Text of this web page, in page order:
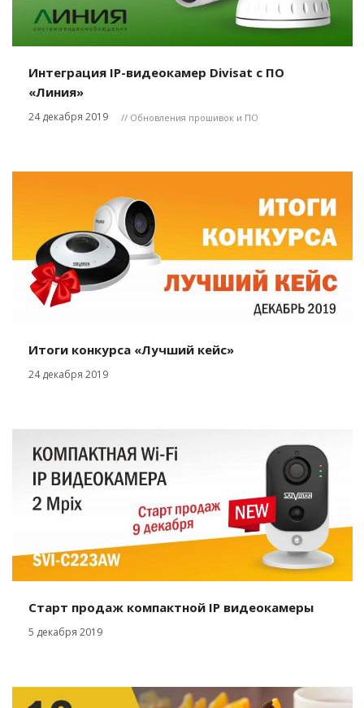
Интеграция IP-видеокамер Divisat с ПО
«Линия»
24 декабря 2019 // Обновления прошивок и ПО
Итоги конкурса «Лучший кейс»
24 декабря 2019
Старт продаж компактной IP видеокамеры
5 декабря 2019